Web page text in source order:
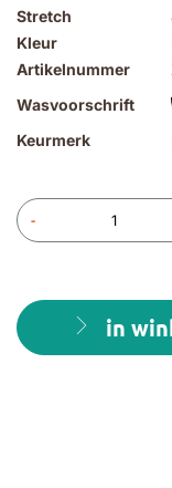
Stretch
Kleur
Artikelnummer
Wasvoorschrift
Keurmerk
-
in